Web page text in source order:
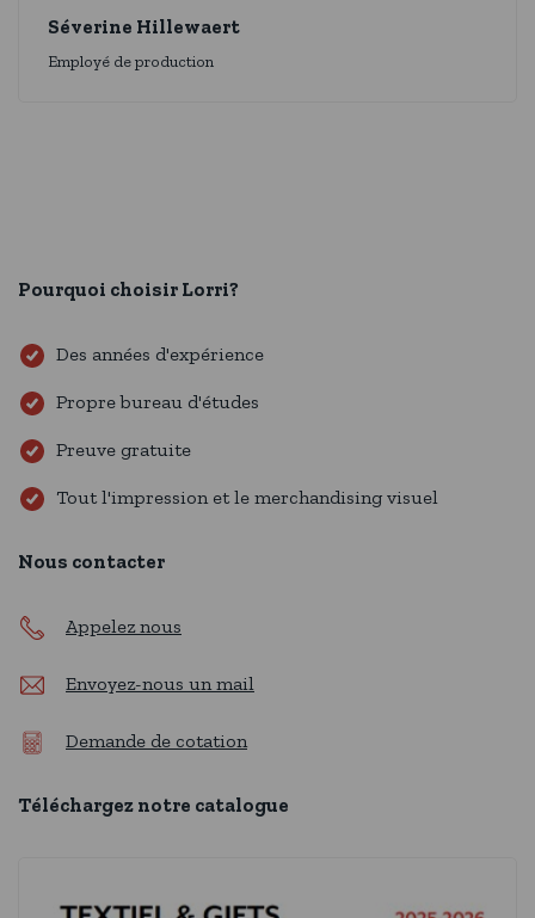
Séverine Hillewaert
Employé de production
Pourquoi choisir Lorri?
Des années d'expérience
Propre bureau d'études
Preuve gratuite
Tout l'impression et le merchandising visuel
Nous contacter
Appelez nous
Envoyez-nous un mail
Demande de cotation
Téléchargez notre catalogue